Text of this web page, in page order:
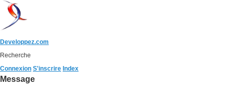
Developpez.com
Recherche
Connexion S'inscrire Index
Message